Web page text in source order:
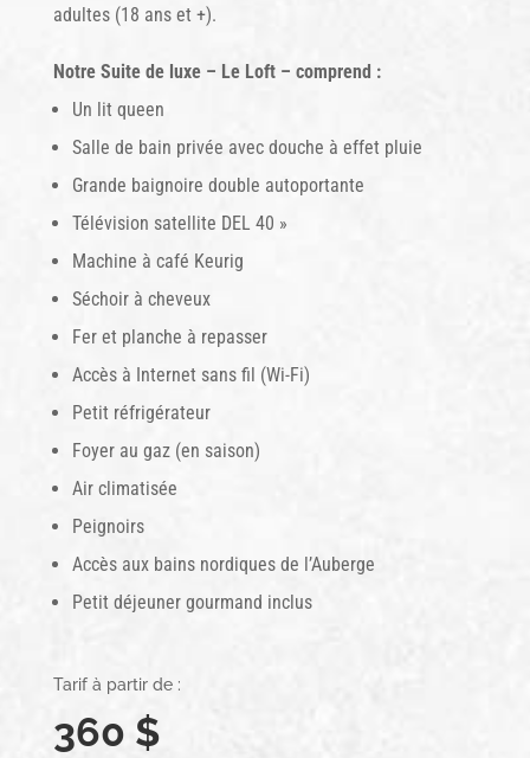
adultes (18 ans et +).
Notre Suite de luxe – Le Loft – comprend :
Un lit queen
Salle de bain privée avec douche à effet pluie
Grande baignoire double autoportante
Télévision satellite DEL 40 »
Machine à café Keurig
Séchoir à cheveux
Fer et planche à repasser
Accès à Internet sans fil (Wi-Fi)
Petit réfrigérateur
Foyer au gaz (en saison)
Air climatisée
Peignoirs
Accès aux bains nordiques de l’Auberge
Petit déjeuner gourmand inclus
Tarif à partir de :
360 $